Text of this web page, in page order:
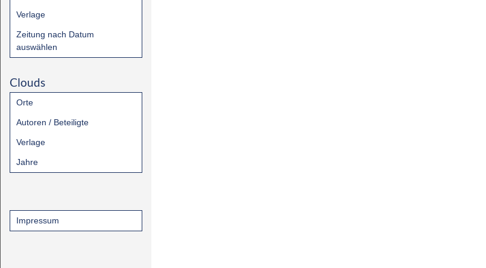
Verlage
Zeitung nach Datum
auswählen
Clouds
Orte
Autoren / Beteiligte
Verlage
Jahre
Impressum